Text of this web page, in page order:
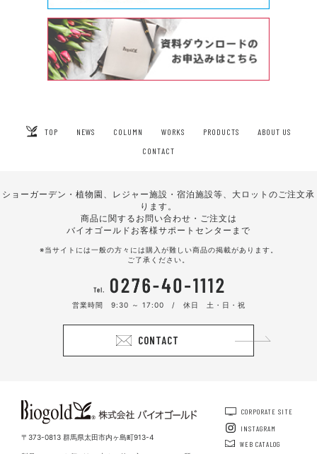
TOP NEWS COLUMN WORKS PRODUCTS
ABOUT US
CONTACT
ショーガーデン・植物園、レジャー施設・宿泊施設等、大ロットのご注文承
ります。
商品に関するお問い合わせ・ご注文は
バイオゴールドお客様サポートセンターまで
※当サイトには一般の方々には購入が難しい商品の掲載があります。
ご了承ください。
営業時間 9:30 ～ 17:00 / 休日 土・日・祝
CONTACT
〒373-0813 群馬県太田市内ヶ島町913-4
CORPORATE SITE
INSTAGRAM
WEB CATALOG